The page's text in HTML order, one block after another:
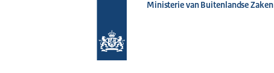
homepage
Ministerie van Buitenlandse Zaken